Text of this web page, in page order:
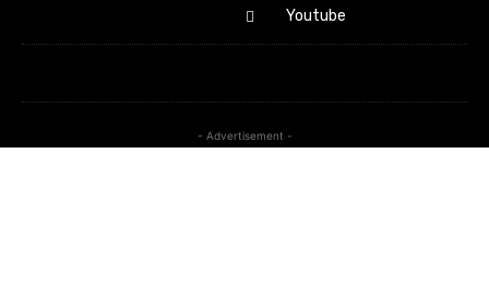
Youtube
- Advertisement -